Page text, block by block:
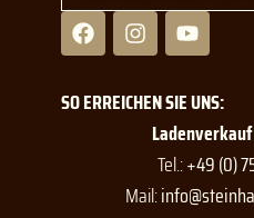
F
a
c
e
b
I
n
s
t
a
m
Y
o
u
t
u
b
e
SO ERREICHEN SIE UNS:
Tel.:+49 (0)
Mail: